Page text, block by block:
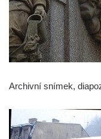
Archivní snímek,